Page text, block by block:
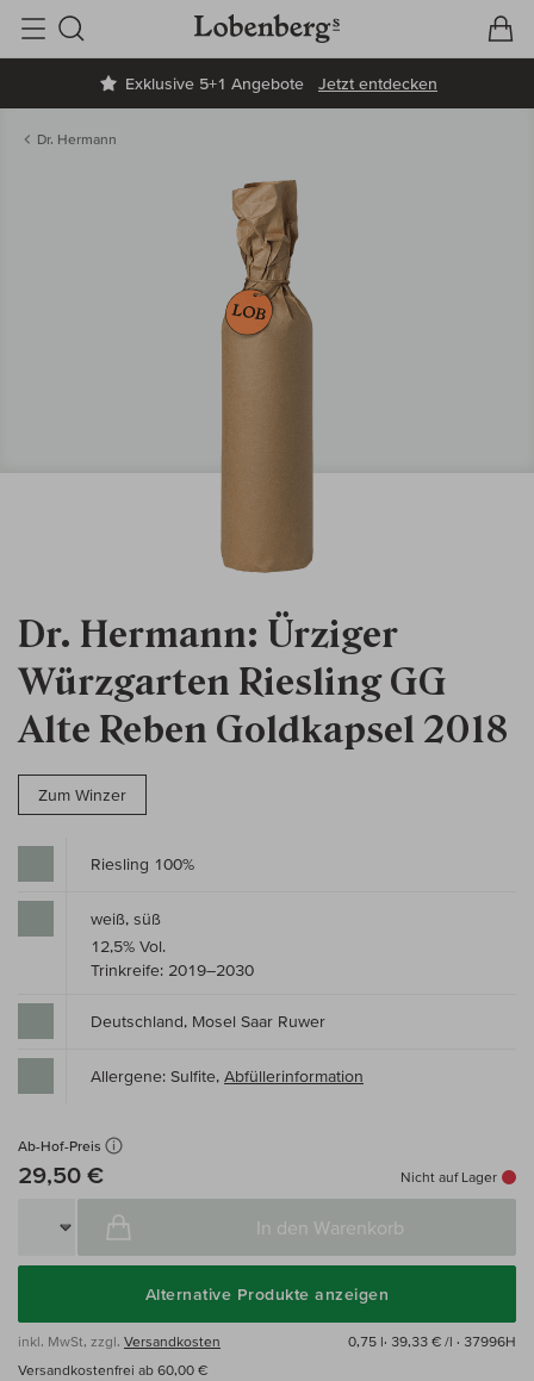
Exklusive 5+1 Angebote Jetzt entdecken
Suche
Dr. Hermann
Dr. Hermann: Ürziger
Würzgarten Riesling GG
Alte Reben Goldkapsel 2018
Zum Winzer
Riesling 100%
weiß, süß
12,5% Vol.
Trinkreife: 2019–2030
Deutschland, Mosel Saar Ruwer
Allergene: Sulfite, Abfüllerinformation
Ab-Hof-Preis
29,50 € Nicht auf Lager
In den Warenkorb
Alternative Produkte anzeigen
inkl. MwSt, zzgl. Versandkosten 0,75 l· 39,33 € /l · 37996H
Versandkostenfrei ab 60,00 €